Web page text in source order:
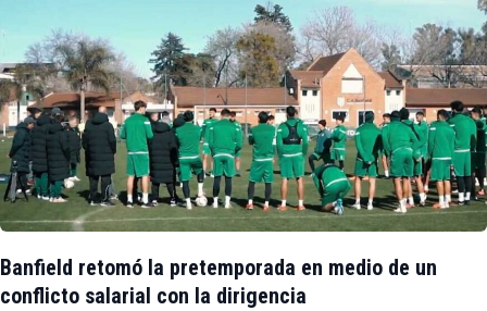
Banfield retomó la pretemporada en medio de un
conflicto salarial con la dirigencia